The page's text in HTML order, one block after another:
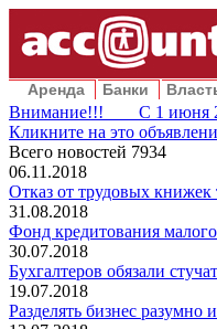
Аренда Банки
Внимание!!! С 1 июня
Кликните на это
Всего новостей 7934
06.11.2018
Отказ от трудовых книжек
31.08.2018
Фонд кредитования
30.07.2018
Бухгалтеров обязали
19.07.2018
Разделять бизнес разумно